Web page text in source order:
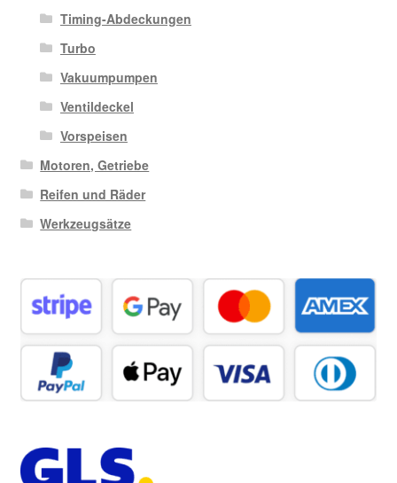
Timing-Abdeckungen
Turbo
Vakuumpumpen
Ventildeckel
Vorspeisen
Motoren, Getriebe
Reifen und Räder
Werkzeugsätze